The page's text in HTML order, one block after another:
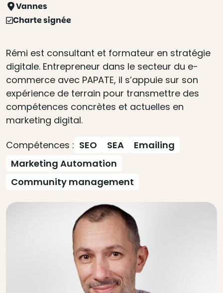
Vannes
Charte signée
Rémi est consultant et formateur en stratégie
digitale. Entrepreneur dans le secteur du e-
commerce avec PAPATE, il s’appuie sur son
expérience de terrain pour transmettre des
compétences concrètes et actuelles en
marketing digital.
Compétences : SEO SEA
Emailing
Marketing Automation
Community management